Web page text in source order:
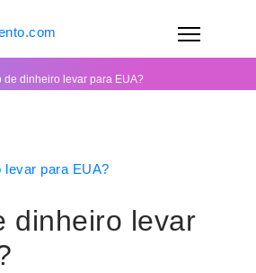
de dinheiro levar para EUA?
levar para EUA?
dinheiro levar